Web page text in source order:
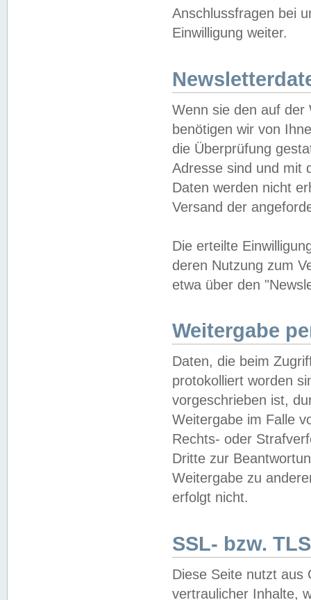
Anschlussfragen bei
Einwilligung weiter.
Wenn sie den auf der
benötigen wir von
die Überprüfung
Adresse sind und mit
Daten werden nicht
Versand der
Die erteilte
deren Nutzung zum
etwa über den
Weitergabe
Daten, die beim
protokolliert worden
vorgeschrieben ist,
Weitergabe im Falle
Rechts- oder
Dritte zur
Weitergabe zu
erfolgt nicht.
SSL- bzw.
Diese Seite nutzt aus
vertraulicher Inhalte,